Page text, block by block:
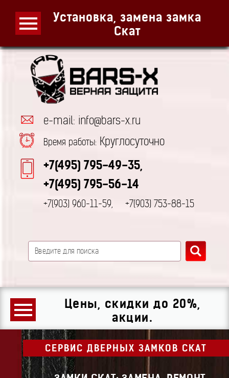
Установка, замена замка
Скат
e-mail: info@bars-x.ru
Время работы: Круглосуточно
+7(495) 795-49-35,
+7(495) 795-56-14
+7(903) 960-11-59, +7(903) 753-88-15
Цены, скидки до 20%,
акции.
СЕРВИС ДВЕРНЫХ ЗАМКОВ СКАТ